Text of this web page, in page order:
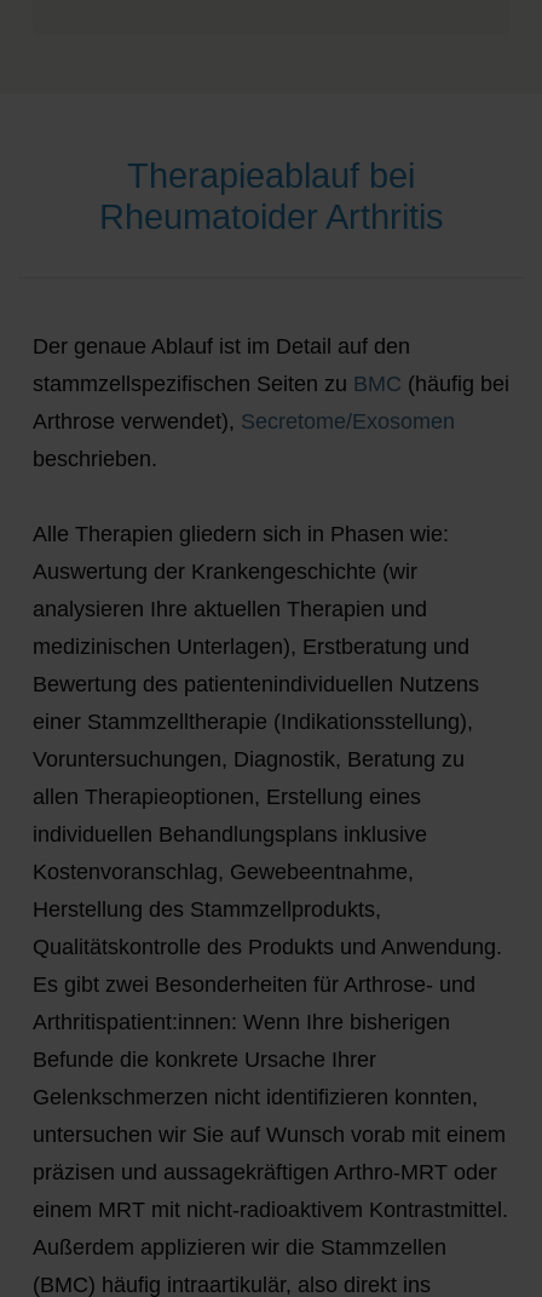
Therapieablauf bei
Rheumatoider Arthritis
Der genaue Ablauf ist im Detail auf den
stammzellspezifischen Seiten zu BMC (häufig bei
Arthrose verwendet), Secretome/Exosomen
beschrieben.
Alle Therapien gliedern sich in Phasen wie:
Auswertung der Krankengeschichte (wir
analysieren Ihre aktuellen Therapien und
medizinischen Unterlagen), Erstberatung und
Bewertung des patientenindividuellen Nutzens
einer Stammzelltherapie (Indikationsstellung),
Voruntersuchungen, Diagnostik, Beratung zu
allen Therapieoptionen, Erstellung eines
individuellen Behandlungsplans inklusive
Kostenvoranschlag, Gewebeentnahme,
Herstellung des Stammzellprodukts,
Qualitätskontrolle des Produkts und Anwendung.
Es gibt zwei Besonderheiten für Arthrose- und
Arthritispatient:innen: Wenn Ihre bisherigen
Befunde die konkrete Ursache Ihrer
Gelenkschmerzen nicht identifizieren konnten,
untersuchen wir Sie auf Wunsch vorab mit einem
präzisen und aussagekräftigen Arthro-MRT oder
einem MRT mit nicht-radioaktivem Kontrastmittel.
Außerdem applizieren wir die Stammzellen
(BMC) häufig intraartikulär, also direkt ins